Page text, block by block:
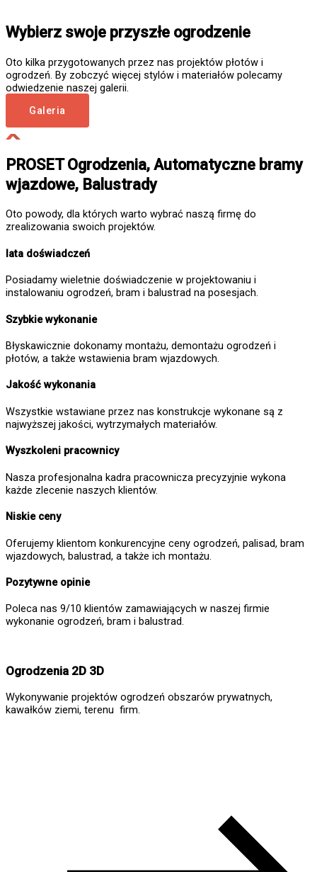
Wybierz swoje przyszłe ogrodzenie
Oto kilka przygotowanych przez nas projektów płotów i
ogrodzeń. By zobczyć więcej stylów i materiałów polecamy
odwiedzenie naszej galerii.
Galeria
PROSET Ogrodzenia, Automatyczne bramy
wjazdowe, Balustrady
Oto powody, dla których warto wybrać naszą firmę do
zrealizowania swoich projektów.
lata doświadczeń
Posiadamy wieletnie doświadczenie w projektowaniu i
instalowaniu ogrodzeń, bram i balustrad na posesjach.
Szybkie wykonanie
Błyskawicznie dokonamy montażu, demontażu ogrodzeń i
płotów, a także wstawienia bram wjazdowych.
Jakość wykonania
Wszystkie wstawiane przez nas konstrukcje wykonane są z
najwyższej jakości, wytrzymałych materiałów.
Wyszkoleni pracownicy
Nasza profesjonalna kadra pracownicza precyzyjnie wykona
każde zlecenie naszych klientów.
Niskie ceny
Oferujemy klientom konkurencyjne ceny ogrodzeń, palisad, bram
wjazdowych, balustrad, a także ich montażu.
Pozytywne opinie
Poleca nas 9/10 klientów zamawiających w naszej firmie
wykonanie ogrodzeń, bram i balustrad.
Ogrodzenia 2D 3D
Wykonywanie projektów ogrodzeń obszarów prywatnych,
kawałków ziemi, terenu firm.